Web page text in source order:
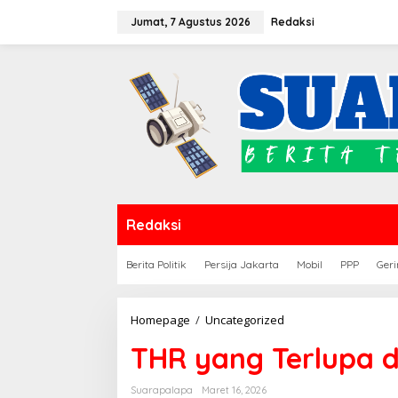
konten
Jumat, 7 Agustus 2026 Redaksi
Redaksi
Berita Politik Persija Jakarta Mobil PPP
Homepage / Uncategorized
Terlupa
di
THR yang Terlupa
Suarapalapa
Maret 16, 2026